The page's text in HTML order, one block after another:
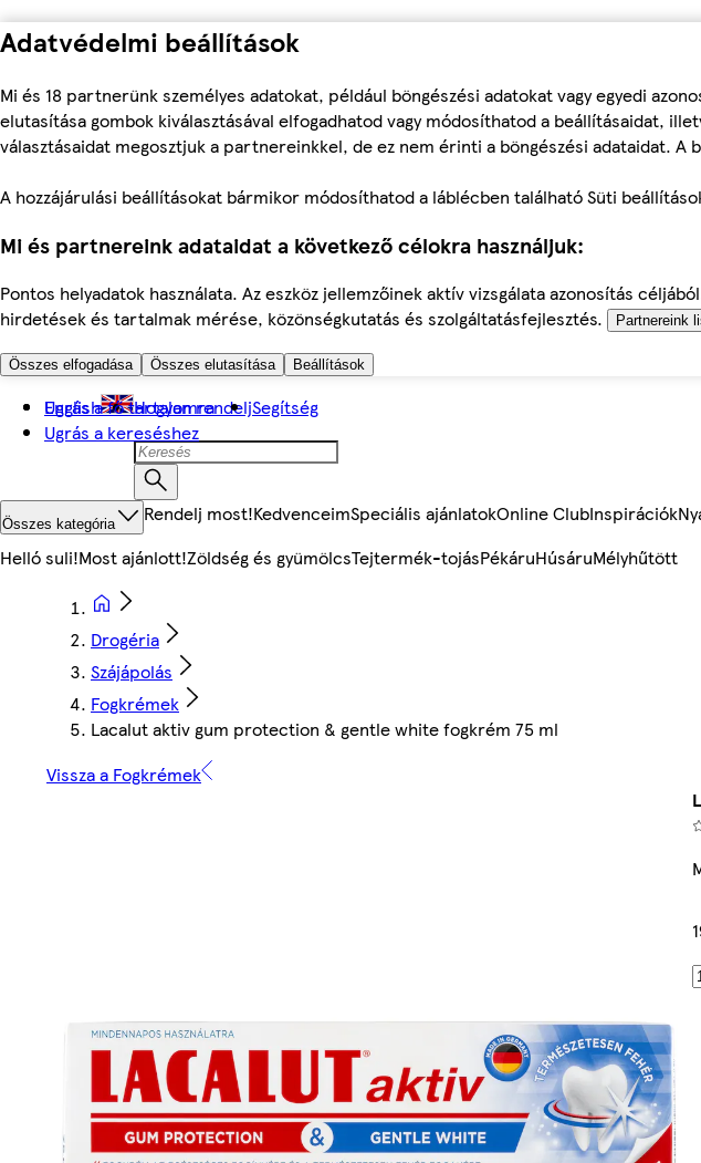
Adatvédelmi beállítások
Mi és 18 partnerünk személyes adatokat, például böngészési adatokat vagy egyedi
elutasítása gombok kiválasztásával elfogadhatod vagy módosíthatod a beállításaidat,
választásaidat megosztjuk a partnereinkkel, de ez nem érinti a böngészési adataidat.
A hozzájárulási beállításokat bármikor módosíthatod a láblécben található Süti
Mi és partnereink adataidat a következő célokra használjuk:
Pontos helyadatok használata. Az eszköz jellemzőinek aktív vizsgálata azonosítás
hirdetések és tartalmak mérése, közönségkutatás és szolgáltatásfejlesztés.
Partnereink
Összes elfogadása Összes elutasítása Beállítások
Ugrás a fő tartalomra
Ugrás a kereséshez
English Hogyan rendeljSegítség
Összes kategória Rendelj most!KedvenceimSpeciális ajánlatokOnline ClubInspirációk
Helló suli!Most ajánlott!Zöldség és gyümölcsTejtermék-tojásPékáruHúsáruMélyhűtött
Drogéria
Szájápolás
Fogkrémek
Lacalut aktiv gum protection & gentle white fogkrém 75 ml
Vissza a Fogkrémek